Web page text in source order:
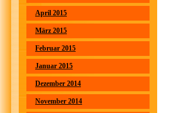
April 2015
März 2015
Februar 2015
Januar 2015
Dezember 2014
November 2014